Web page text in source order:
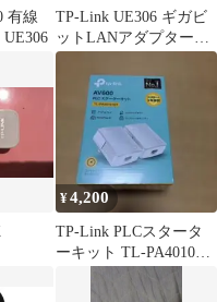
有線
TP-Link UE306 ギガビ
ットLANアダプター未
使用 LANケーブル付き
¥4,200
TP-Link PLCスタータ
ーキット TL-PA4010